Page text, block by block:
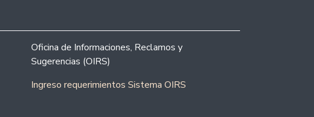
Oficina de Informaciones, Reclamos y
Sugerencias (OIRS)
Ingreso requerimientos Sistema OIRS